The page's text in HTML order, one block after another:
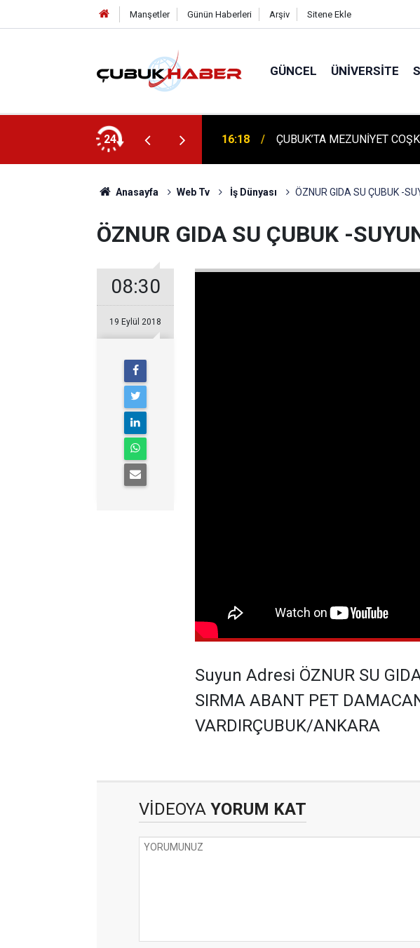
Manşetler Günün Haberleri Arşiv Sitene Ekle
GÜNCEL ÜNIVERSITE
24 16:14
ÇUBUK'TA TARİHİ GÜN:
TEMELİ ATILDI
Anasayfa Web Tv İş Dünyası ÖZNUR GIDA SU ÇUBUK -
ÖZNUR GIDA SU ÇUBUK -
08:30
19 Eylül 2018
Suyun Adresi ÖZNUR SU
SIRMA ABANT PET
VARDIRÇUBUK/ANKARA
VİDEOYA YORUM KAT